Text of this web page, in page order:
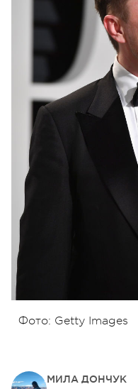
Фото: Getty Images
МИЛА ДОНЧУК